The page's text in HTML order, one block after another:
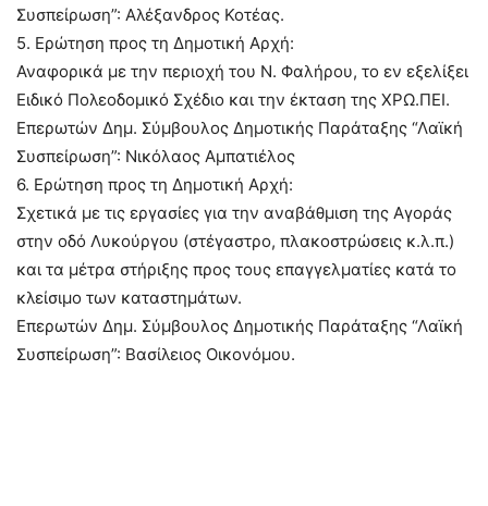
Συσπείρωση”: Αλέξανδρος Κοτέας.
5. Ερώτηση προς τη Δημοτική Αρχή:
Αναφορικά με την περιοχή του Ν. Φαλήρου, το εν εξελίξει
Ειδικό Πολεοδομικό Σχέδιο και την έκταση της ΧΡΩ.ΠΕΙ.
Επερωτών Δημ. Σύμβουλος Δημοτικής Παράταξης “Λαϊκή
Συσπείρωση”: Νικόλαος Αμπατιέλος
6. Ερώτηση προς τη Δημοτική Αρχή:
Σχετικά με τις εργασίες για την αναβάθμιση της Αγοράς
στην οδό Λυκούργου (στέγαστρο, πλακοστρώσεις κ.λ.π.)
και τα μέτρα στήριξης προς τους επαγγελματίες κατά το
κλείσιμο των καταστημάτων.
Επερωτών Δημ. Σύμβουλος Δημοτικής Παράταξης “Λαϊκή
Συσπείρωση”: Βασίλειος Οικονόμου.